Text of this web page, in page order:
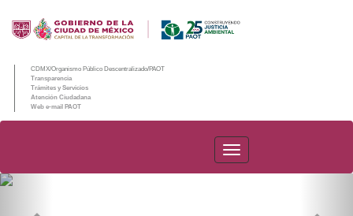
CDMX/Organismo Público Descentralizado/PAOT
Transparencia
Trámites y Servicios
Atención Ciudadana
Web e-mail PAOT
PAOT